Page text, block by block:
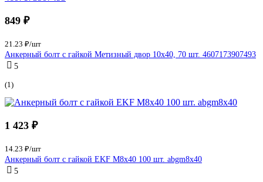
849 ₽
21.23 ₽/шт
Анкерный болт с гайкой Метизный двор 10x40, 70 шт. 4607173907493
5
(1)
1 423 ₽
14.23 ₽/шт
Анкерный болт с гайкой EKF М8х40 100 шт. abgm8x40
5